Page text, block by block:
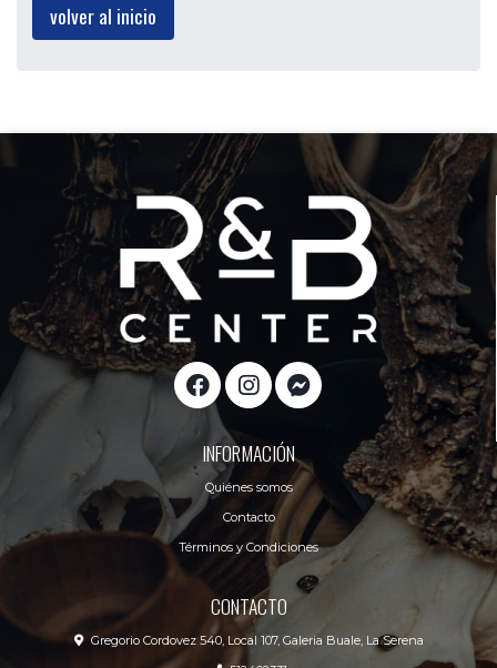
volver al inicio
INFORMACIÓN
Quiénes somos
Contacto
Términos y Condiciones
CONTACTO
Gregorio Cordovez 540, Local 107, Galeria Buale, La Serena